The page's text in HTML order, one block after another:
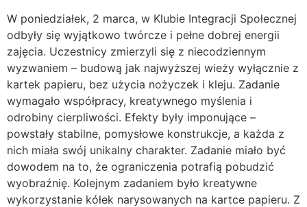
W poniedziałek, 2 marca, w Klubie Integracji Społecznej
odbyły się wyjątkowo twórcze i pełne dobrej energii
zajęcia. Uczestnicy zmierzyli się z niecodziennym
wyzwaniem – budową jak najwyższej wieży wyłącznie z
kartek papieru, bez użycia nożyczek i kleju. Zadanie
wymagało współpracy, kreatywnego myślenia i
odrobiny cierpliwości. Efekty były imponujące –
powstały stabilne, pomysłowe konstrukcje, a każda z
nich miała swój unikalny charakter. Zadanie miało być
dowodem na to, że ograniczenia potrafią pobudzić
wyobraźnię. Kolejnym zadaniem było kreatywne
wykorzystanie kółek narysowanych na kartce papieru. Z